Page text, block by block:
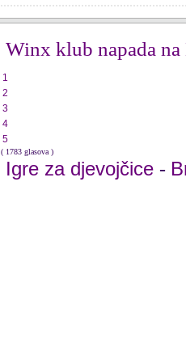
Winx klub napada
1
2
3
4
5
( 1783 glasova )
Igre za djevojčice -